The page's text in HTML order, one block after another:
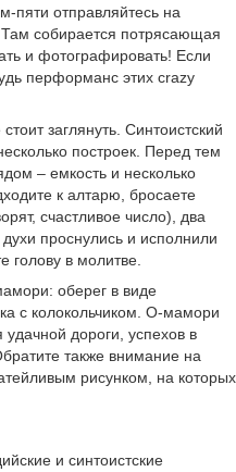
пяти отправляйтесь на
собирается потрясающая
и фотографировать! Если
перформанс этих crazy
заглянуть. Синтоистский
построек. Перед тем
– емкость и несколько
к алтарю, бросаете
счастливое число), два
проснулись и исполнили
голову в молитве.
оберег в виде
с колокольчиком. О-мамори
дороги, успехов в
также внимание на
рисунком, на которых
и синтоистские